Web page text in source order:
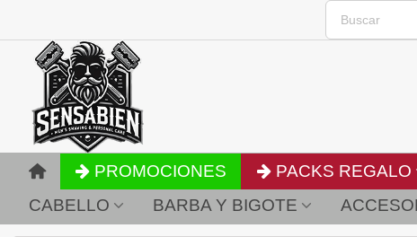
PROMOCIONES PACKS REGALO
CABELLO
BARBA Y BIGOTE